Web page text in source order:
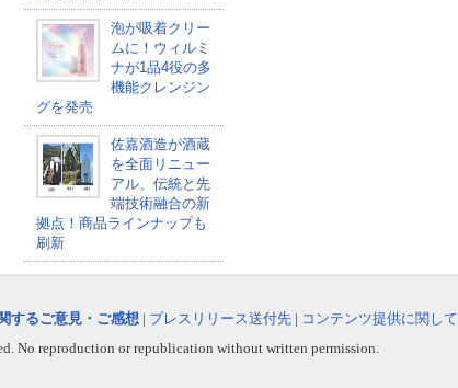
泡が吸着クリー
ムに！ウィルミ
ナが1品4役の多
機能クレンジン
グを発売
佐嘉酒造が酒蔵
を全面リニュー
アル、伝統と先
端技術融合の新
拠点！商品ラインナップも
刷新
するご意見・ご感想 | プレスリリース送付先 | コンテンツ提供に関して
No reproduction or republication without written permission.